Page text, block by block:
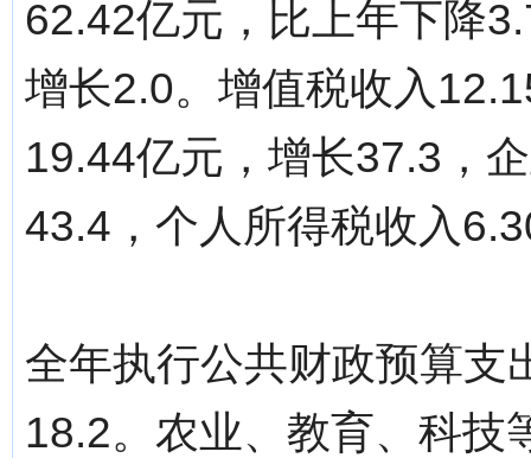
62.42亿元，比上年下降
增长2.0。增值税收入
19.44亿元，增长37.3，
43.4，个人所得税收入
全年执行公共财政预算支
18.2。农业、教育、科技